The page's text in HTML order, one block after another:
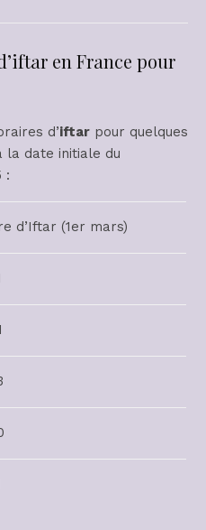
en France pour
d’iftar pour quelques
la date initiale du
:
d’Iftar (1er mars)